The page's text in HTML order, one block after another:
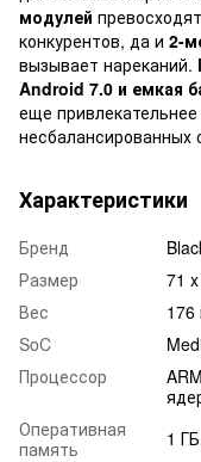
модулей
конкурентов, да и 2-
вызывает нареканий.
Android 7.0 и емкая
еще
несбалансированных
Характеристики
Бренд
Размер
71
Вес
176
SoC
Процессор
Оперативная
память
1